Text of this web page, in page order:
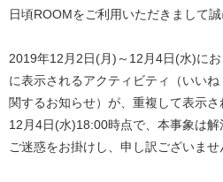
日頃ROOMをご利用いただきまして
2019年12月2日(月)～12月4日(水)に
に表示されるアクティビティ（いい
関するお知らせ）が、重複して表示さ
12月4日(水)18:00時点で、本事象は解
ご迷惑をお掛けし、申し訳ございませ